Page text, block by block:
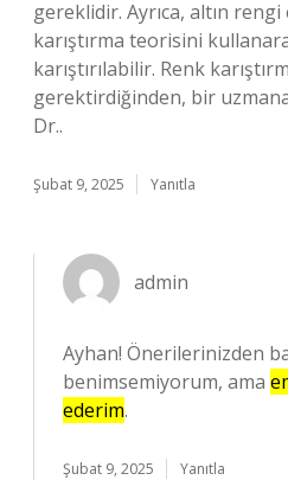
gereklidir. Ayrıca, altın
karıştırma teorisini
karıştırılabilir. Renk
gerektirdiğinden, bir uzmana
Dr..
Şubat 9, 2025 Yanıtla
admin
Ayhan! Önerilerinizden
benimsemiyorum, ama
ederim.
Şubat 9, 2025 Yanıtla